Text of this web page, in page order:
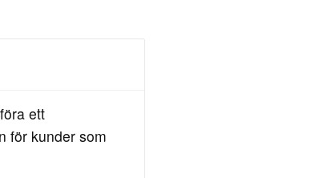
ett
för kunder som